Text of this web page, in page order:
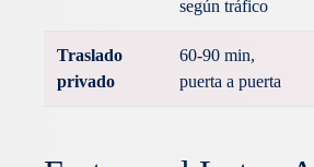
según tráfico
Traslado
privado
60-90 min,
puerta a puerta